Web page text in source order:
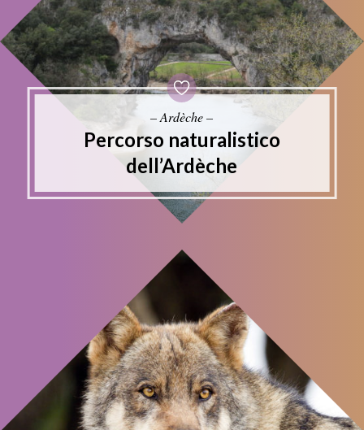
– Ardèche –
Percorso naturalistico
dell’Ardèche